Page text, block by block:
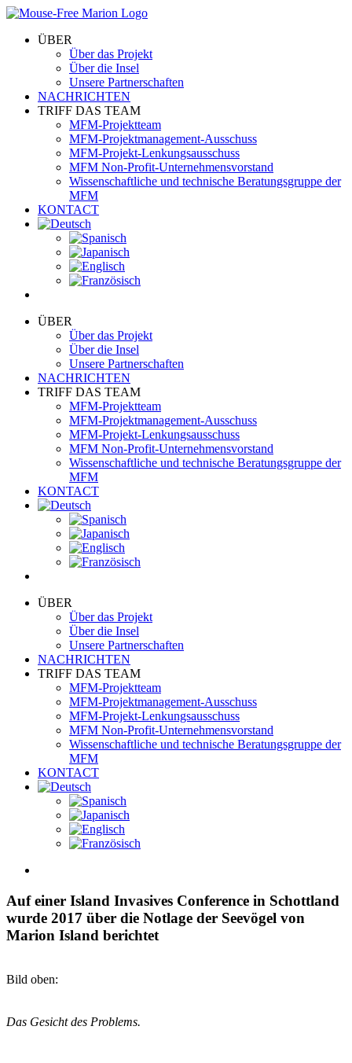
Skip
contentÜBER
Über das Projekt
Über die Insel
Unsere Partnerschaften
NACHRICHTEN
TRIFF DAS TEAM
MFM-Projektteam
MFM-Projektmanagement-Ausschuss
MFM-Projekt-Lenkungsausschuss
MFM Non-Profit-Unternehmensvorstand
Wissenschaftliche und technische Beratungsgruppe der
MFM
KONTACT
ÜBER
Über das Projekt
Über die Insel
Unsere Partnerschaften
NACHRICHTEN
TRIFF DAS TEAM
MFM-Projektteam
MFM-Projektmanagement-Ausschuss
MFM-Projekt-Lenkungsausschuss
MFM Non-Profit-Unternehmensvorstand
Wissenschaftliche und technische Beratungsgruppe der
MFM
KONTACT
ÜBER
Über das Projekt
Über die Insel
Unsere Partnerschaften
NACHRICHTEN
TRIFF DAS TEAM
MFM-Projektteam
MFM-Projektmanagement-Ausschuss
MFM-Projekt-Lenkungsausschuss
MFM Non-Profit-Unternehmensvorstand
Wissenschaftliche und technische Beratungsgruppe der
MFM
KONTACT
Image
Auf einer Island Invasives Conference in Schottland
wurde 2017 über die Notlage der Seevögel von
Marion Island berichtet
Bild oben:
Das Gesicht des Problems.